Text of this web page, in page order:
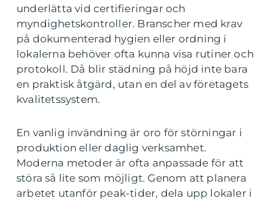
underlätta vid certifieringar och
myndighetskontroller. Branscher med krav
på dokumenterad hygien eller ordning i
lokalerna behöver ofta kunna visa rutiner och
protokoll. Då blir städning på höjd inte bara
en praktisk åtgärd, utan en del av företagets
kvalitetssystem.
En vanlig invändning är oro för störningar i
produktion eller daglig verksamhet.
Moderna metoder är ofta anpassade för att
störa så lite som möjligt. Genom att planera
arbetet utanför peak-tider, dela upp lokaler i